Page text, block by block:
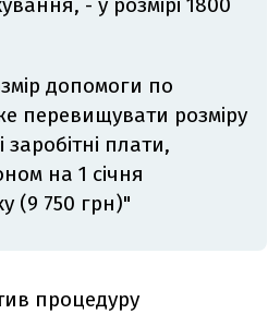
- у розмірі 1800
допомоги по
перевищувати розміру
заробітні плати,
на 1 січня
(9 750 грн)"
процедуру